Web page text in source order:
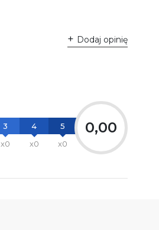
Dodaj opinię
3
x0
4
x0
5
x0
0,00